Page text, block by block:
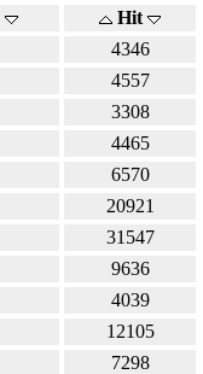
Hit
4346
4557
3308
4465
6570
20921
31547
9636
4039
12105
7298